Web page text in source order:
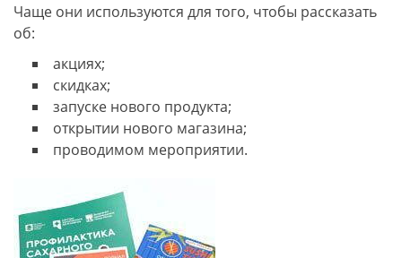
Чаще они используются для того, чтобы рассказать
об:
акциях;
скидках;
запуске нового продукта;
открытии нового магазина;
проводимом мероприятии.